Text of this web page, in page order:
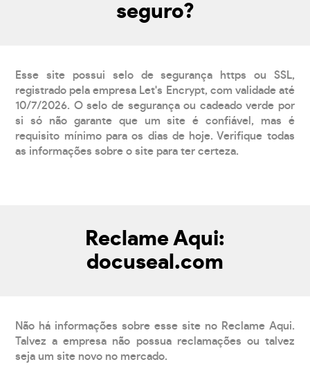
seguro?
Esse site possui selo de segurança https ou SSL,
registrado pela empresa Let's Encrypt, com validade até
10/7/2026. O selo de segurança ou cadeado verde por
si só não garante que um site é confiável, mas é
requisito mínimo para os dias de hoje. Verifique todas
as informações sobre o site para ter certeza.
Reclame Aqui:
docuseal.com
Não há informações sobre esse site no Reclame Aqui.
Talvez a empresa não possua reclamações ou talvez
seja um site novo no mercado.